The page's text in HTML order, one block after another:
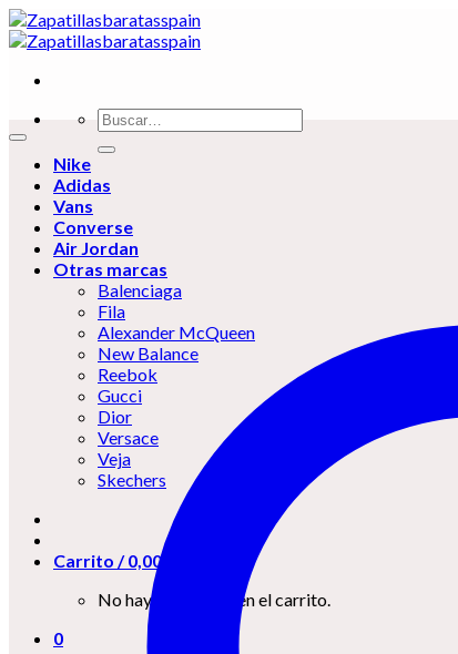
Skip
to
Buscar
por:
Nike
Adidas
Vans
Converse
Air Jordan
Otras marcas
Balenciaga
Fila
Alexander McQueen
New Balance
Reebok
Gucci
Dior
Versace
Veja
Skechers
Carrito /0,00
No hay productos en el carrito.
0